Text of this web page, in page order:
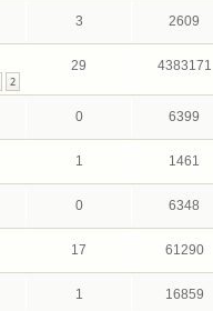
3 2609
2
29 4383171
0 6399
1 1461
0 6348
17 61290
1 16859